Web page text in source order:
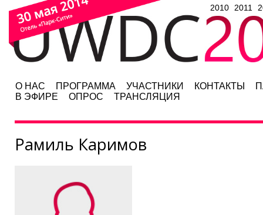
2010 2011
О НАС ПРОГРАММА УЧАСТНИКИ КОНТАКТЫ
В ЭФИРЕ
ОПРОС ТРАНСЛЯЦИЯ
Рамиль Каримов